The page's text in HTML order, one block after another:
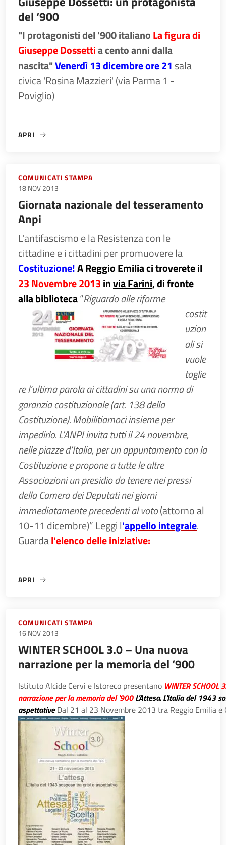
del ‘900
"I protagonisti del '900 italianoLa figura di
Giuseppe Dossettia cento anni dalla
nascita"Venerdì 13 dicembreore 21 sala
civica 'Rosina Mazzieri' (via Parma 1 -
Poviglio)
APRI
«GIUSEPPE DOSSETTI: UN PROTAGONISTA DEL ‘900»
COMUNICATI STAMPA
18 NOV 2013
Giornata nazionale del tesseramento
Anpi
L'antifascismo e la Resistenza con le
cittadine e i cittadini per promuovere la
Costituzione!A Reggio Emilia ci troverete il
23 Novembre 2013invia Farini, di fronte
alla biblioteca“Riguardo alle riforme
costit
uzion
ali si
vuole
toglie
re l’ultima parola ai cittadini su una norma di
garanzia costituzionale (art. 138 della
Costituzione). Mobilitiamoci insieme per
impedirlo. L’ANPI invita tutti il 24 novembre,
nelle piazze d’Italia, per un appuntamento con la
Costituzione e propone a tutte le altre
Associazioni un presidio da tenere nei pressi
della Camera dei Deputati nei giorni
immediatamente precedenti al voto(attorno al
10-11 dicembre)” Leggi l'appello integrale.
Guardal'elenco delle iniziative:
APRI
«GIORNATA NAZIONALE DEL TESSERAMENTO ANPI»
COMUNICATI STAMPA
16 NOV 2013
WINTER SCHOOL 3.0 – Una nuova
narrazione per la memoria del ‘900
Istituto Alcide Cervi e Istoreco presentano WINTER SCHOOL
narrazione per la memoria del '900 L'Attesa. L'Italia del 1943
aspettativeDal 21 al 23 Novembre 2013 tra Reggio Emilia e